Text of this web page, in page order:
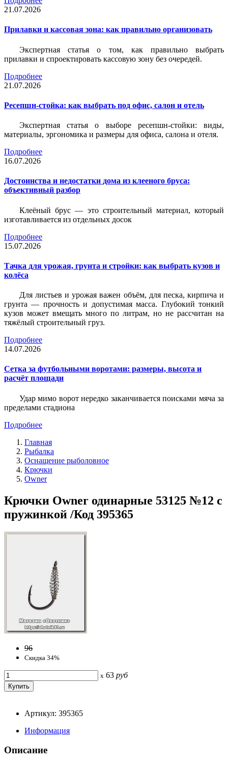
21.07.2026
Прилавки и кассовая зона: как правильно организовать
Экспертная статья о том, как правильно выбрать
прилавки и спроектировать кассовую зону без очередей.
Подробнее
21.07.2026
Ресепшн-стойка: как выбрать под офис, салон и отель
Экспертная статья о выборе ресепшн-стойки: виды,
материалы, эргономика и размеры для офиса, салона и отеля.
Подробнее
16.07.2026
Достоинства и недостатки дома из клееного бруса:
объективный разбор
Клеёный брус — это строительный материал, который
изготавливается из отдельных досок
Подробнее
15.07.2026
Тачка для урожая, грунта и стройки: как выбрать кузов и
колёса
Для листьев и урожая важен объём, для песка, кирпича и
грунта — прочность и допустимая масса. Глубокий тонкий
кузов может вмещать много по литрам, но не рассчитан на
тяжёлый строительный груз.
Подробнее
14.07.2026
Сетка за футбольными воротами: размеры, высота и
расчёт площади
Удар мимо ворот нередко заканчивается поисками мяча за
пределами стадиона
Подробнее
Главная
Рыбалка
Оснащение рыболовное
Крючки
Owner
Крючки Owner одинарные 53125 №12 с
пружинкой /Код 395365
96
Скидка 34%
x 63 руб
Артикул: 395365
Информация
Описание